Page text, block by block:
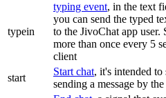
typein
typing event, in the text
you can send the typed
to the JivoChat app user.
more than once every 5
client
start
Start chat, it's intended
sending a message by